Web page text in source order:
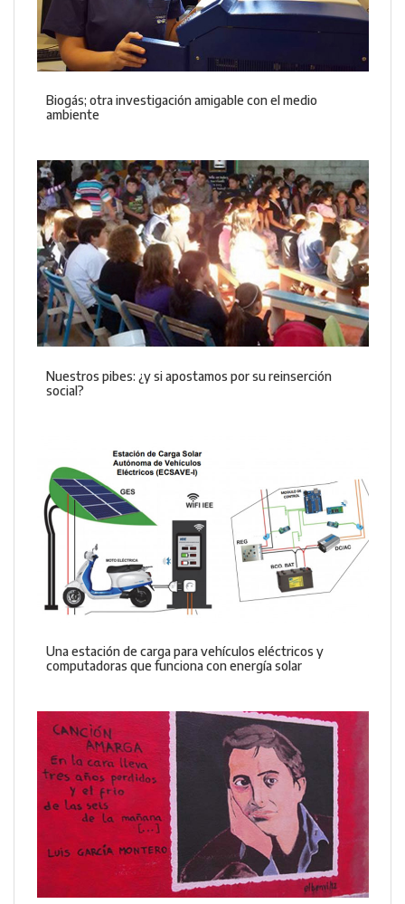
Biogás; otra investigación amigable con el medio
ambiente
Nuestros pibes: ¿y si apostamos por su reinserción
social?
Una estación de carga para vehículos eléctricos y
computadoras que funciona con energía solar